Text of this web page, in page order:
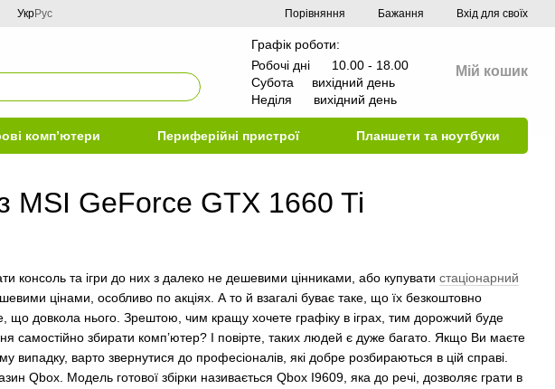
УкрРус Порівняння Бажання Вхід для своїх
Графік роботи:
Робочі дні 10.00 - 18.00
Субота вихідний день
Неділя вихідний день
Мій кошик
комп’ютери Периферійні пристрої Планшети та ноутбуки
MSI GeForce GTX 1660 Ti
консоль та ігри до них з далеко не дешевими цінниками, або купувати стаціонарний
цінами, особливо по акціях. А то й взагалі буває таке, що їх безкоштовно
що довкола нього. Зрештою, чим кращу хочете графіку в іграх, тим дорожчий буде
збирати комп’ютер? І повірте, таких людей є дуже багато. Якщо Ви маєте
варто звернутися до професіоналів, які добре розбираються в цій справі.
Qbox. Модель готової збірки називається Qbox I9609, яка до речі, дозволяє грати в